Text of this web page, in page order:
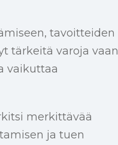
tavoitteiden
tärkeitä varoja vaan
vaikuttaa
merkittävää
ja tuen